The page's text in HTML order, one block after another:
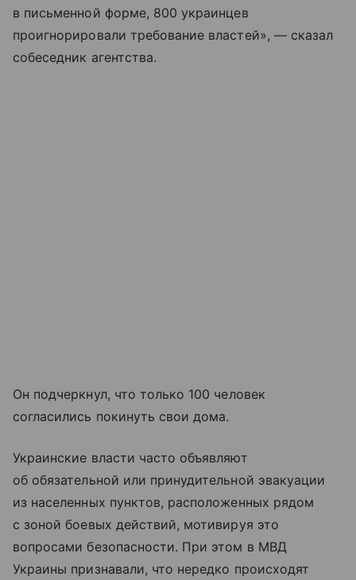
в письменной форме, 800 украинцев
проигнорировали требование властей», — сказал
собеседник агентства.
Он подчеркнул, что только 100 человек
согласились покинуть свои дома.
Украинские власти часто объявляют
об обязательной или принудительной эвакуации
из населенных пунктов, расположенных рядом
с зоной боевых действий, мотивируя это
вопросами безопасности. При этом в МВД
Украины признавали, что нередко происходят